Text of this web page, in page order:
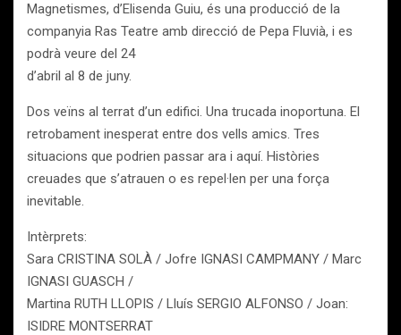
Magnetismes, d’Elisenda Guiu, és una producció de la
companyia Ras Teatre amb direcció de Pepa Fluvià, i es
podrà veure del 24
d’abril al 8 de juny.
Dos veïns al terrat d’un edifici. Una trucada inoportuna. El
retrobament inesperat entre dos vells amics. Tres
situacions que podrien passar ara i aquí. Històries
creuades que s’atrauen o es repel·len per una força
inevitable.
Intèrprets:
Sara CRISTINA SOLÀ / Jofre IGNASI CAMPMANY / Marc
IGNASI GUASCH /
Martina RUTH LLOPIS / Lluís SERGIO ALFONSO / Joan:
ISIDRE MONTSERRAT